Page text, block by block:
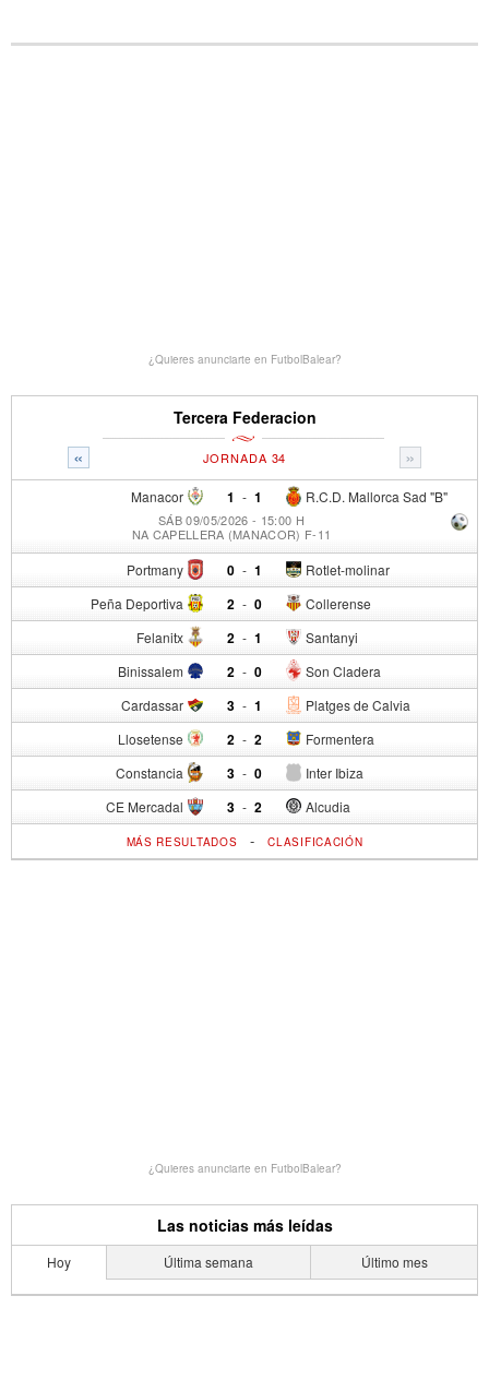
¿Quieres anunciarte en FutbolBalear?
Tercera Federacion
« »
JORNADA 34
Manacor 1 - R.C.D. Mallorca Sad "B"
1
SÁB 09/05/2026 - 15:00 H
NA CAPELLERA (MANACOR) F-11
Portmany 0 - Rotlet-molinar
1
Peña Deportiva 2 - Collerense
0
Felanitx 2 - Santanyi
1
Binissalem 2 - Son Cladera
0
Cardassar 3 - Platges de Calvia
1
Llosetense 2 - Formentera
2
Constancia 3 - Inter Ibiza
0
CE Mercadal 3 - Alcudia
2
MÁS RESULTADOS -CLASIFICACIÓN
¿Quieres anunciarte en FutbolBalear?
Las noticias más leídas
Hoy Última semana Último mes